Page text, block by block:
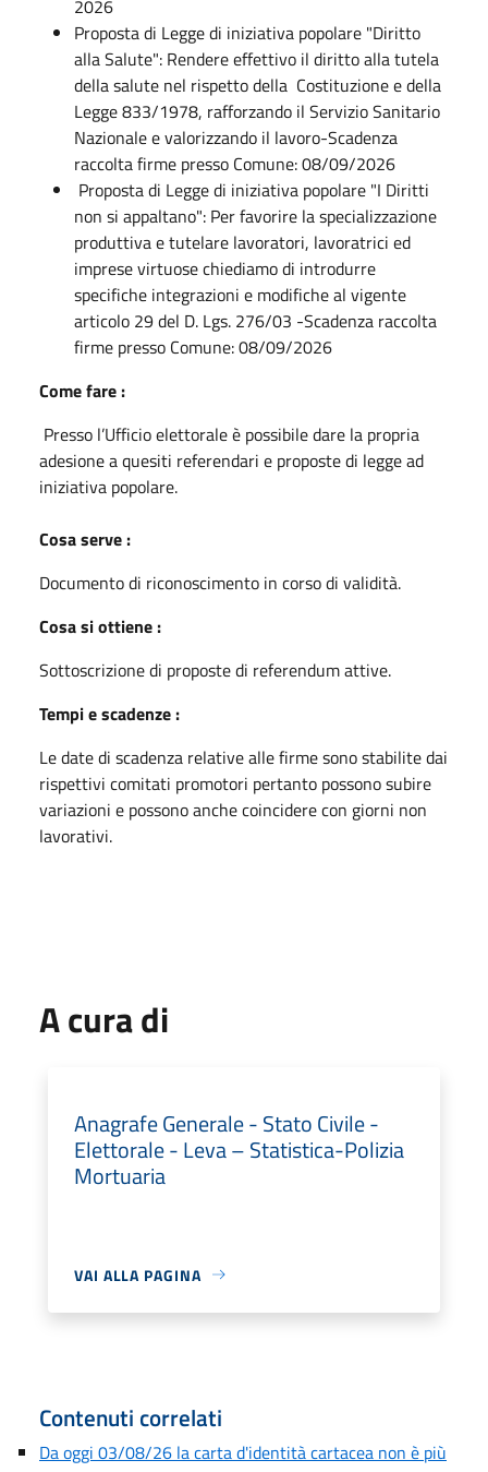
2026
Proposta di Legge di iniziativa popolare "Diritto
alla Salute": Rendere effettivo il diritto alla tutela
della salute nel rispetto della Costituzione e della
Legge 833/1978, rafforzando il Servizio Sanitario
Nazionale e valorizzando il lavoro-Scadenza
raccolta firme presso Comune: 08/09/2026
Proposta di Legge di iniziativa popolare "I Diritti
non si appaltano": Per favorire la specializzazione
produttiva e tutelare lavoratori, lavoratrici ed
imprese virtuose chiediamo di introdurre
specifiche integrazioni e modifiche al vigente
articolo 29 del D. Lgs. 276/03 -Scadenza raccolta
firme presso Comune: 08/09/2026
Come fare :
Presso l’Ufficio elettorale è possibile dare la propria
adesione a quesiti referendari e proposte di legge ad
iniziativa popolare.
Cosa serve :
Documento di riconoscimento in corso di validità.
Cosa si ottiene :
Sottoscrizione di proposte di referendum attive.
Tempi e scadenze :
Le date di scadenza relative alle firme sono stabilite dai
rispettivi comitati promotori pertanto possono subire
variazioni e possono anche coincidere con giorni non
lavorativi.
A cura di
Anagrafe Generale - Stato Civile -
Elettorale - Leva – Statistica-Polizia
Mortuaria
VAI ALLA PAGINA
Contenuti correlati
Da oggi 03/08/26 la carta d'identità cartacea non è più